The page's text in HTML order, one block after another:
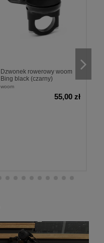
Dzwonek rowerowy woom
Bing black (czarny)
woom
55,00 zł